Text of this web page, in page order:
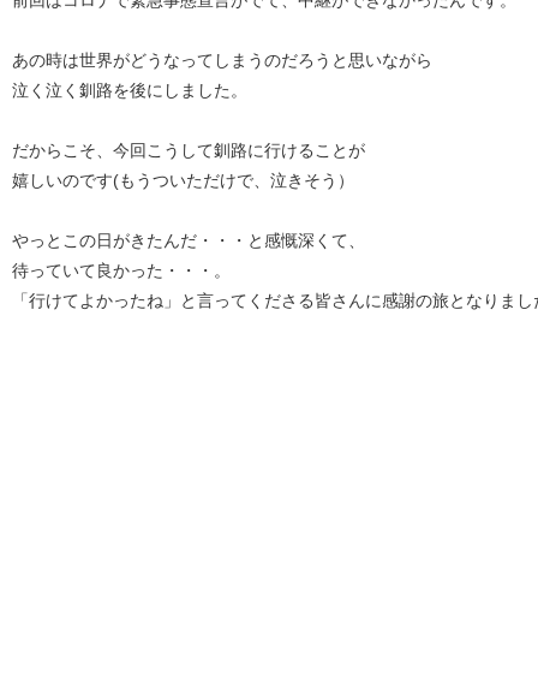
あの時は世界がどうなってしまうのだろうと思いながら
泣く泣く釧路を後にしました。
だからこそ、今回こうして釧路に行けることが
嬉しいのです(もうついただけで、泣きそう）
やっとこの日がきたんだ・・・と感慨深くて、
待っていて良かった・・・。
「行けてよかったね」と言ってくださる皆さんに感謝の旅となりま